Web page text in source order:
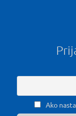
Ako